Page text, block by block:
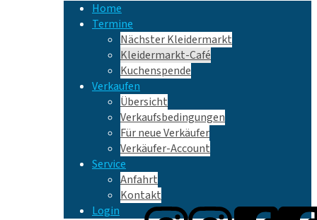
Home
Termine
Nächster Kleidermarkt
Kleidermarkt-Café
Kuchenspende
Verkaufen
Übersicht
Verkaufsbedingungen
Für neue Verkäufer
Verkäufer-Account
Service
Anfahrt
Kontakt
Login